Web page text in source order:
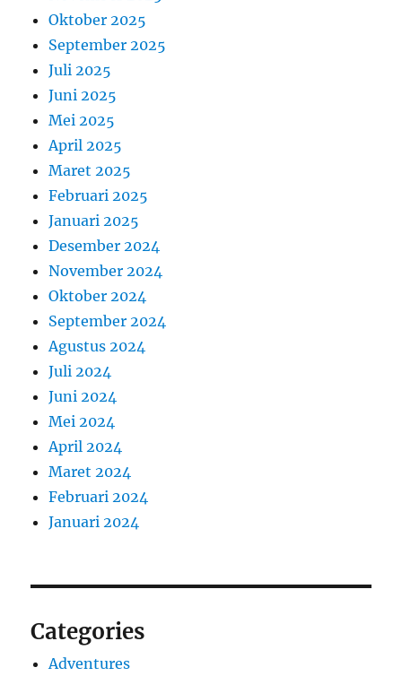
Oktober 2025
September 2025
Juli 2025
Juni 2025
Mei 2025
April 2025
Maret 2025
Februari 2025
Januari 2025
Desember 2024
November 2024
Oktober 2024
September 2024
Agustus 2024
Juli 2024
Juni 2024
Mei 2024
April 2024
Maret 2024
Februari 2024
Januari 2024
Categories
Adventures